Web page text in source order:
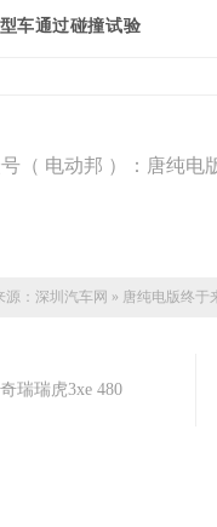
车通过碰撞试验
（ 电动邦 ）：唐纯
： 深圳汽车网 » 唐纯电版终于
瑞瑞虎3xe 480